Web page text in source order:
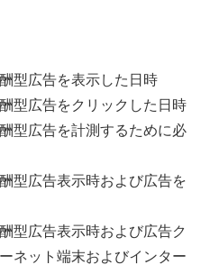
型広告を表示した日時
型広告をクリックした日時
型広告を計測するために必
型広告表示時および広告を
型広告表示時および広告ク
ネット端末およびインター